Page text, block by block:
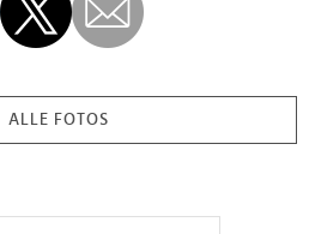
ALLE FOTOS